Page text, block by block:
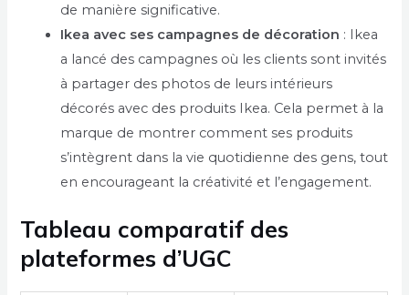
de manière significative.
Ikea avec ses campagnes de décoration : Ikea
a lancé des campagnes où les clients sont invités
à partager des photos de leurs intérieurs
décorés avec des produits Ikea. Cela permet à la
marque de montrer comment ses produits
s’intègrent dans la vie quotidienne des gens, tout
en encourageant la créativité et l’engagement.
Tableau comparatif des
plateformes d’UGC